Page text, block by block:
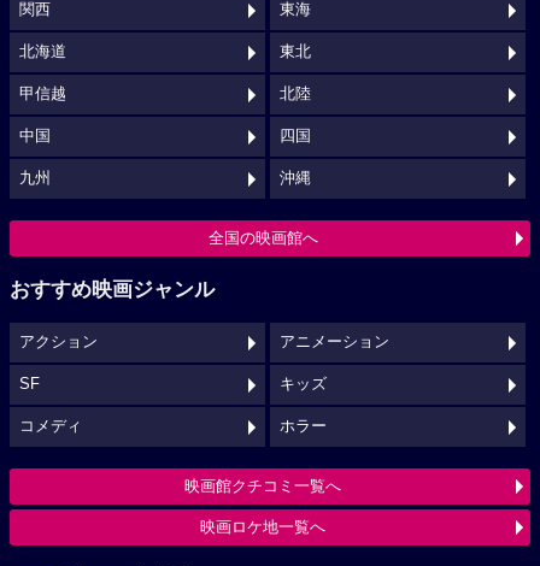
関西 東海
北海道 東北
甲信越 北陸
中国 四国
九州 沖縄
全国の映画館へ
おすすめ映画ジャンル
アクション アニメーション
SF キッズ
コメディ ホラー
映画館クチコミ一覧へ
映画ロケ地一覧へ